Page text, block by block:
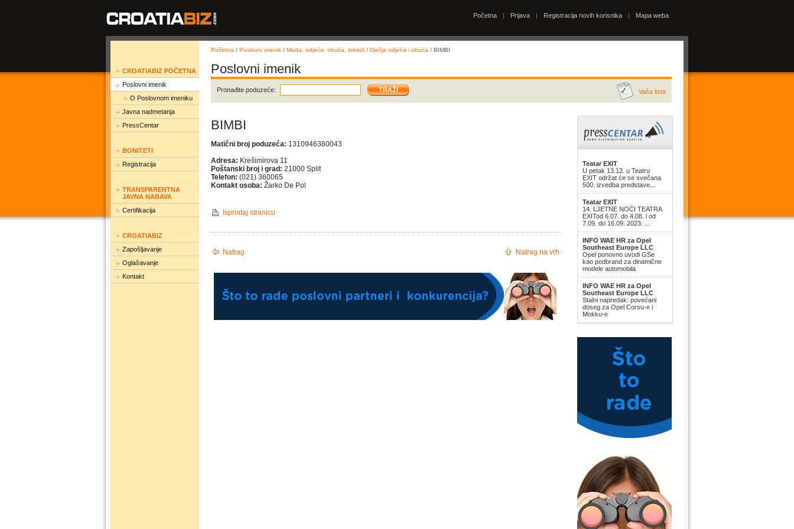
Početna | Prijava | Registracija novih korisnika | Mapa weba
CROATIABIZ POČETNA
Poslovni imenik
O Poslovnom imeniku
Javna nadmetanja
PressCentar
BONITETI
Registracija
TRANSPARENTNA
JAVNA NABAVA
Certifikacija
CROATIABIZ
Zapošljavanje
Oglašavanje
Kontakt
Početna / Poslovni imenik / Moda, odjeća, obuća, tekstili / Dječja odjeća i obuća / BIMBI
Poslovni imenik
Pronađite poduzeće: Vaša lista
BIMBI
Matični broj poduzeća: 1310946380043
Adresa: Krešimirova 11
Poštanski broj i grad: 21000 Split
Telefon: (021) 360065
Kontakt osoba: Žarko De Pol
Isprintaj stranicu
Natrag Natrag na vrh
Teatar EXIT
U petak 13.12. u Teatru
EXIT održat će se svečana
500. izvedba predstave...
Teatar EXIT
14. LJETNE NOĆI TEATRA
EXITod 6.07. do 4.08. i od
7.09. do 16.09. 2023. ...
INFO WAE HR za Opel
Southeast Europe LLC
Opel ponovno uvodi GSe
kao podbrand za dinamične
modele automobila
INFO WAE HR za Opel
Southeast Europe LLC
Stalni napredak: povećani
doseg za Opel Corsu-e i
Mokku-e